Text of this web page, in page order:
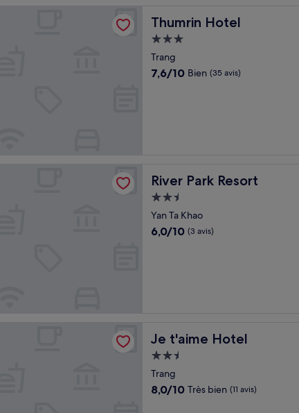
Thumrin Hotel
Thumrin Hotel
Hébergement
3.0 étoiles
Trang
7.6
7,6/10 Bien (35 avis)
River Park Resort
River Park Resort
Hébergement
2.5 étoiles
Yan Ta Khao
6.0
6,0/10 (3 avis)
Je t'aime Hotel
Je t'aime Hotel
Hébergement
2.5 étoiles
Trang
8.0
8,0/10 Très bien (11 avis)